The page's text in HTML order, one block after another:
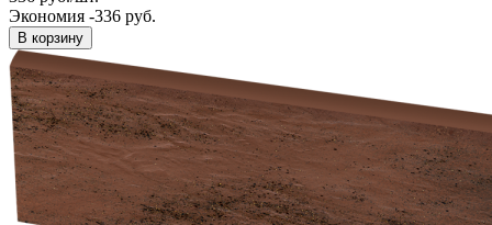
Экономия -336 руб.
В корзину